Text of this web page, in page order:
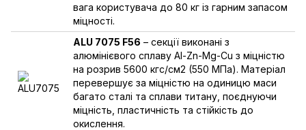
вага користувача до 80 кг із гарним запасом
міцності.
ALU 7075 F56 – секції виконані з
алюмінієвого сплаву Al-Zn-Mg-Cu з міцністю
на розрив 5600 кгс/см2 (550 МПа). Матеріал
перевершує за міцністю на одиницю маси
багато сталі та сплави титану, поєднуючи
міцність, пластичність та стійкість до
окислення.